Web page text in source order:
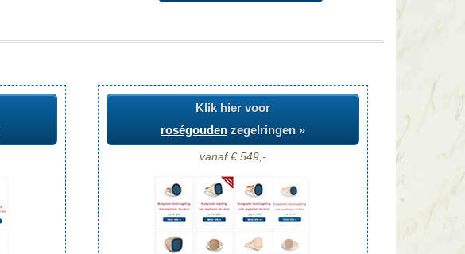
Klik hier voor
roségouden zegelringen »
vanaf € 549,-